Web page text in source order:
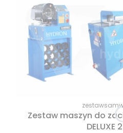
Zestaw maszyn do
DELUXE